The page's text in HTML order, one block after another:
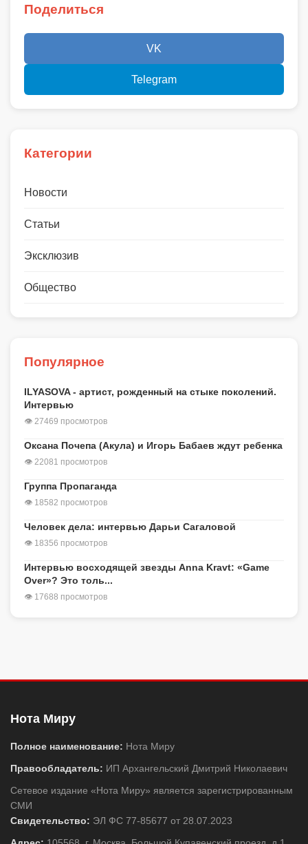
Поделиться
VK
Telegram
Категории
Новости
Статьи
Эксклюзив
Общество
Популярное
ILYASOVA - артист, рожденный на стыке поколений.
Интервью
👁 27469 просмотров
Оксана Почепа (Акула) и Игорь Бабаев ждут ребенка
👁 22081 просмотров
Группа Пропаганда
👁 18582 просмотров
Человек дела: интервью Дарьи Сагаловой
👁 18356 просмотров
Интервью восходящей звезды Anna Kravt: «Game
Over»? Это толь...
👁 17688 просмотров
Нота Миру
Полное наименование: Нота Миру
Правообладатель: ИП Архангельский Дмитрий Николаевич
Сетевое издание «Нота Миру» является зарегистрированным
СМИ
Свидетельство: ЭЛ ФС 77-85677 от 28.07.2023